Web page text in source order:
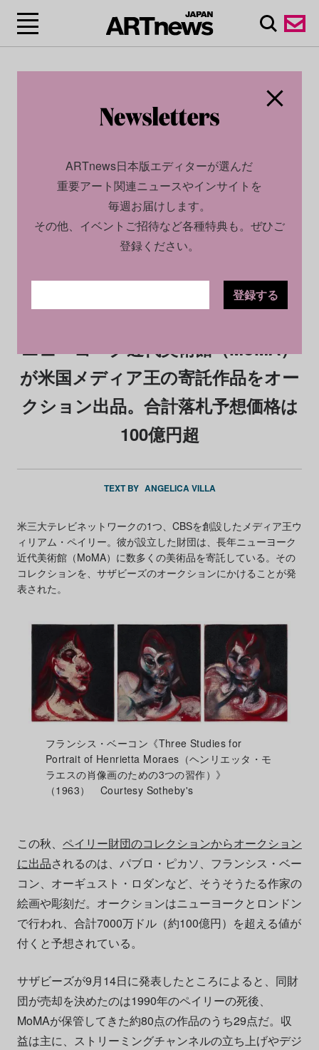
2022.09.26
ニューヨーク近代美術館（MoMA）
が米国メディア王の寄託作品をオー
クション出品。合計落札予想価格は
100億円超
TEXT BY ANGELICA VILLA
米三大テレビネットワークの1つ、CBSを創設したメディア王ウ
ィリアム・ペイリー。彼が設立した財団は、長年ニューヨーク
近代美術館（MoMA）に数多くの美術品を寄託している。その
コレクションを、サザビーズのオークションにかけることが発
表された。
フランシス・ベーコン《Three Studies for
Portrait of Henrietta Moraes（ヘンリエッタ・モ
ラエスの肖像画のための3つの習作）》
（1963） Courtesy Sotheby's
この秋、 ペイリー財団のコレクションからオークション
に出品されるのは、パブロ・ピカソ、フランシス・ベー
コン、オーギュスト・ロダンなど、そうそうたる作家の
絵画や彫刻だ。オークションはニューヨークとロンドン
で行われ、合計7000万ドル（約100億円）を超える値が
付くと予想されている。
サザビーズが9月14日に発表したところによると、同財
団が売却を決めたのは1990年のペイリーの死後、
MoMAが保管してきた約80点の作品のうち29点だ。収
益は主に、ストリーミングチャンネルの立ち上げやデジ
ARTnews日本版エディターが選んだ
重要アート関連ニュースやインサイトを
毎週お届けします。
その他、イベントご招待など各種特典も。ぜひご
登録ください。
登録する